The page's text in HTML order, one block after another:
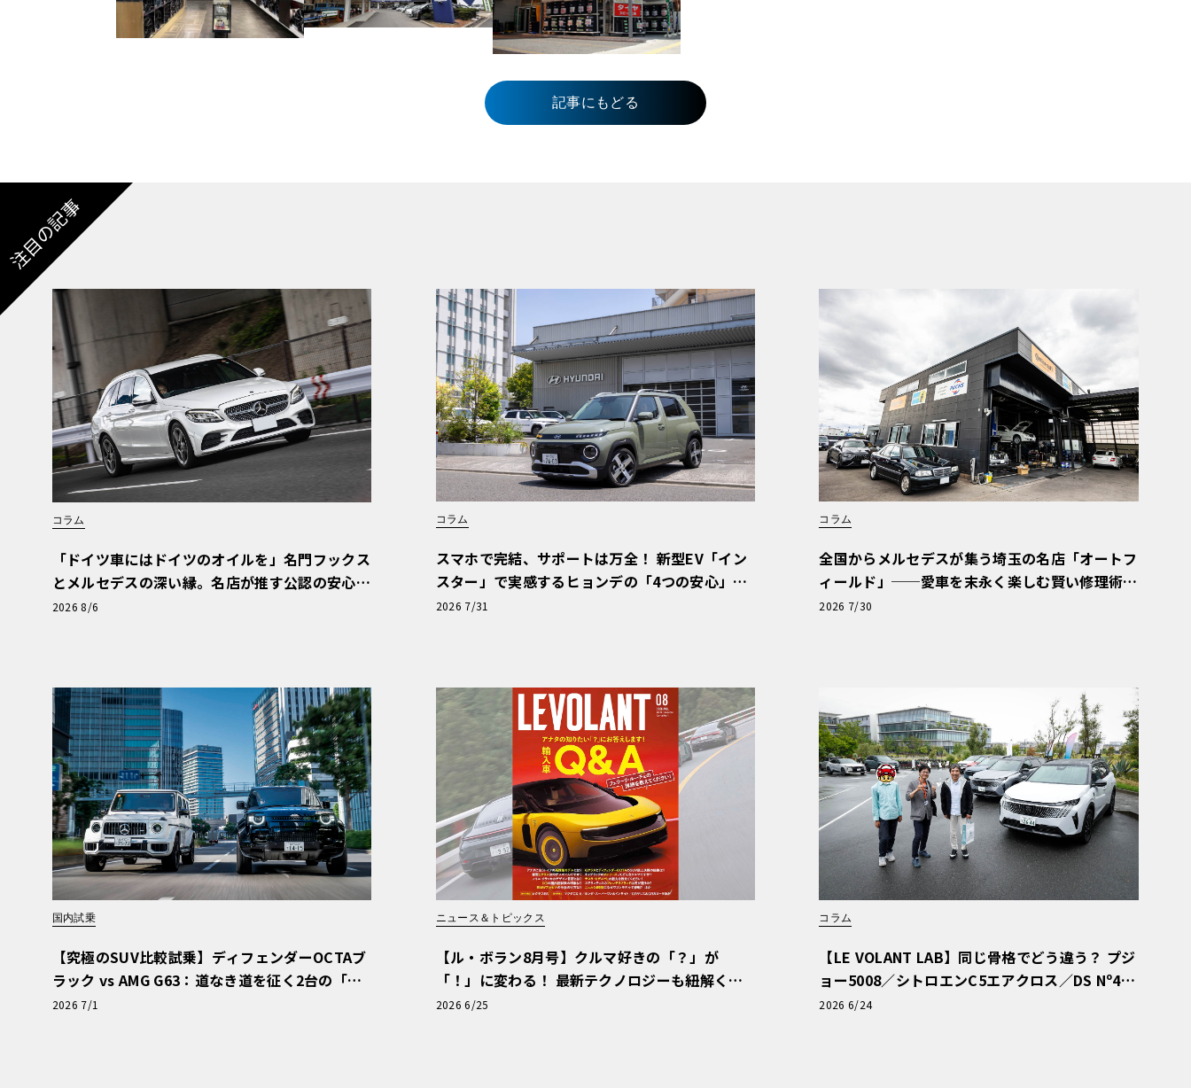
記事にもどる
注目の記事
コラム
「ドイツ車にはドイツのオイルを」名門フックス
とメルセデスの深い縁。名店が推す公認の安心
と、Cクラスで味わうシルキーな走り〈PR〉
2026 8/6
コラム
スマホで完結、サポートは万全！ 新型EV「イン
スター」で実感するヒョンデの「4つの安心」
【第1回・ヒョンデ6つの疑問：Why? Hyunda
2026 7/31
コラム
全国からメルセデスが集う埼玉の名店「オートフ
ィールド」──愛車を末永く楽しむ賢い修理術
と、プロがフックス製オイルを選ぶ理由〈PR〉
2026 7/30
国内試乗
【究極のSUV比較試乗】ディフェンダーOCTAブ
ラック vs AMG G63：道なき道を征く2台の「対
極的アプローチ」
2026 7/1
ニュース＆トピックス
【ル・ボラン8月号】クルマ好きの「？」が
「！」に変わる！ 最新テクノロジーも紐解く
「輸入車Q&A」
2026 6/25
コラム
【LE VOLANT LAB】同じ骨格でどう違う？ プジ
ョー5008／シトロエンC5エアクロス／DS Nº4
読者一気乗りレポート
2026 6/24